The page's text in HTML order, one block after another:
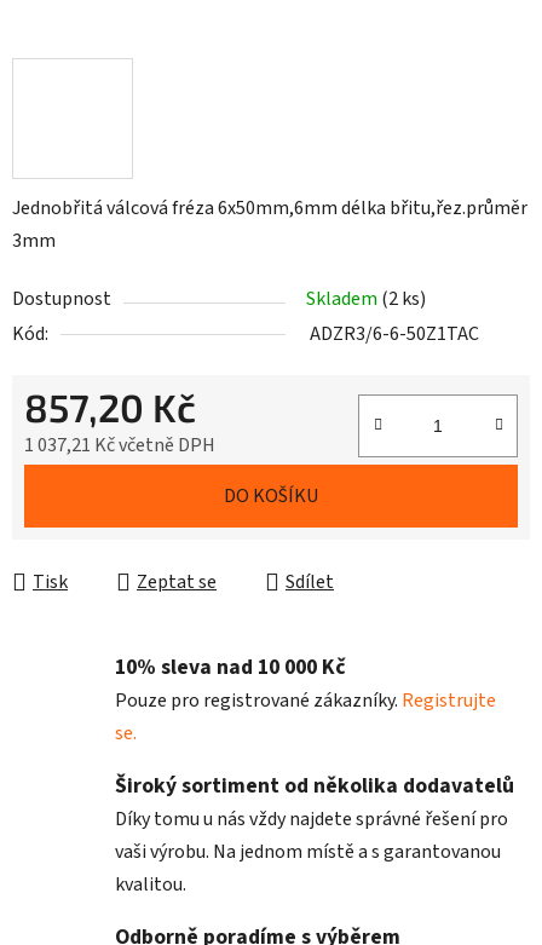
Jednobřitá válcová fréza 6x50mm,6mm délka břitu,řez.průměr
3mm
Dostupnost Skladem (2 ks)
Kód:
ADZR3/6-6-50Z1TAC
857,20 Kč
1 037,21 Kč včetně DPH
DO KOŠÍKU
Tisk Zeptat se Sdílet
10% sleva nad 10 000 Kč
Pouze pro registrované zákazníky. Registrujte
se.
Široký sortiment od několika dodavatelů
Díky tomu u nás vždy najdete správné řešení pro
vaši výrobu. Na jednom místě a s garantovanou
kvalitou.
Odborně poradíme s výběrem